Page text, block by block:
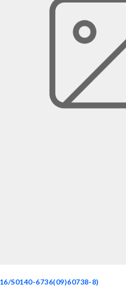
S0140-6736(09)60738-8)